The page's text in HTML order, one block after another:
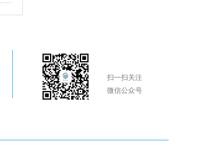
扫一扫关注
微信公众号